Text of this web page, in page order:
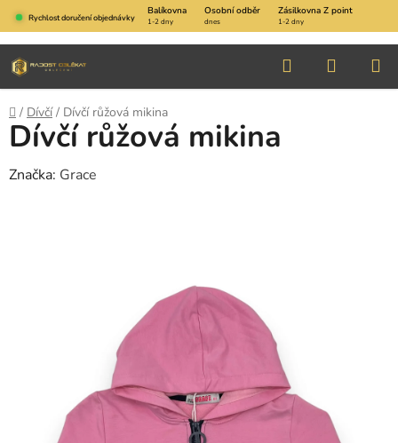
Přejít
na
obsah
Rychlost doručení objednávky
Balíkovna Osobní odběr Zásilkovna Z point
1-2 dny dnes 1-2 dny
Hledat
KOŠÍK
Domů
/ Dívčí / Dívčí růžová mikina
Dívčí růžová mikina
Značka: Grace